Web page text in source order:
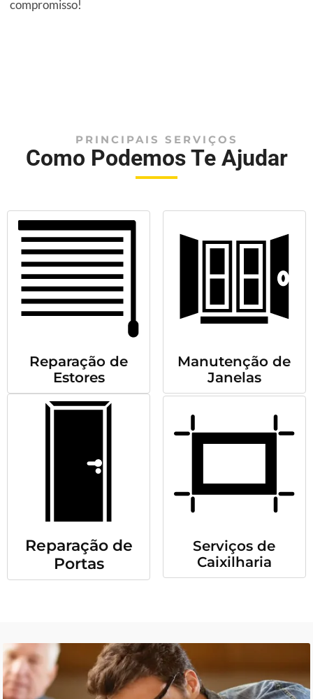
compromisso!
PRINCIPAIS SERVIÇOS
Como Podemos Te Ajudar
Reparação de
Estores
Manutenção de
Janelas
Reparação de
Portas
Serviços de
Caixilharia